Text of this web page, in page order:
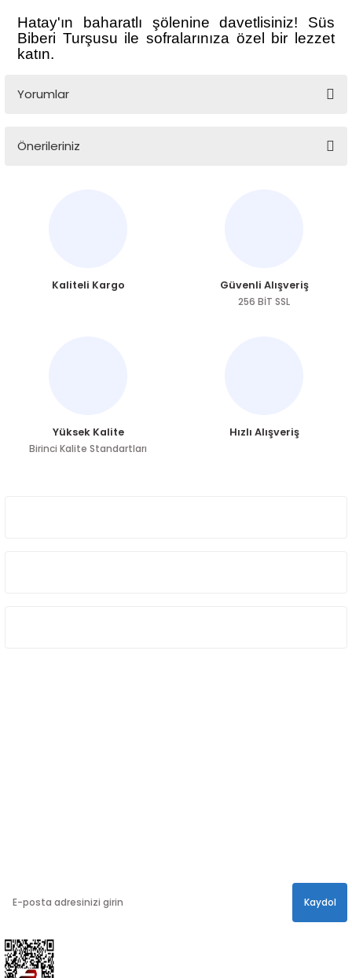
Hatay'ın baharatlı şölenine davetlisiniz! Süs
Biberi Turşusu ile sofralarınıza özel bir lezzet
katın.
Yorumlar
Önerileriniz
Ürün açıklamasında eksik bilgiler bulunuyor.
Kaliteli Kargo Güvenli Alışveriş
256 BİT SSL
Yüksek Kalite
Birinci Kalite Standartları
Hızlı Alışveriş
Kaydol